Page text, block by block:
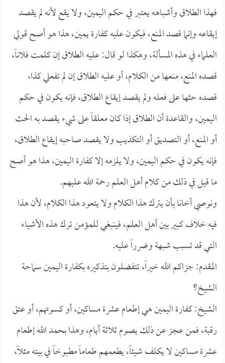
فهذا الطلاق وأشباهه يعتبر في حكم اليمين، ولا يقع لأنه لم يقصد
إيقاعه وإنما قصد المنع، فيكون عليه كفارة يمين، هذا هو أصح قولي
العلماء في هذه المسألة، وهكذا لو قال: عليه الطلاق إن كلمت فلاناً،
قصده المنع، منعها من الكلام، أو عليه الطلاق إن لم تفعلي كذا،
قصده حثها على فعله ولم يقصد إيقاع الطلاق، فإنه يكون في حكم
اليمين، والقاعدة أن الطلاق إذا كان معلقاً على شيء يقصد به الحث
أو المنع، أو التصديق أو التكذيب ولا يقصد صاحبه إيقاع الطلاق،
فإنه يكون في حكم اليمين، ولا يلزمه إلا كفارة اليمين، هذا هو أصح
ما قيل في ذلك من كلام أهل العلم رحمة الله عليهم.
ونوصي أخانا بأن يترك هذا الكلام ولا يتعود هذا الكلام، لأن هذا
فيه خلاف كبير بين أهل العلم، فينبغي للمؤمن ترك هذه الأشياء
التي قد تسبب شبهة وضرراً عليه.
المقدم: جزاكم الله خيراً، تتفضلون بتذكيره بكفارة اليمين سماحة
الشيخ؟
الشيخ: كفارة اليمين هي إطعام عشرة مساكين، أو كسوتهم، أو عتق
رقبة، فمن عجز عن ذلك يصوم ثلاثة أيام، وهذا بحمد الله إطعام
عشرة مساكين لا يكلف شيئاً، يطعمهم طعاماً مطبوخاً في بيته مثلاً،